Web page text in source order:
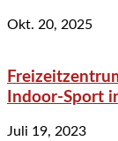
Okt. 20, 2025
Indoor-Sport
Juli 19, 2023